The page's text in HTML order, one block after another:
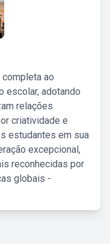
completa ao
escolar, adotando
relações
criatividade e
estudantes em sua
excepcional,
reconhecidas por
globais -